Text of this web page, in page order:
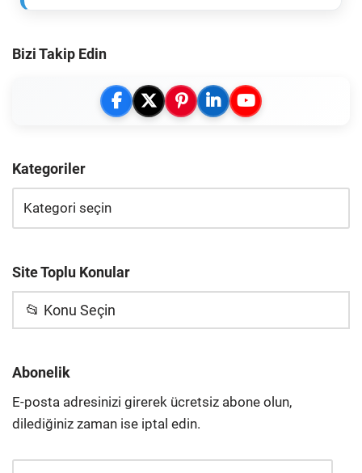
Bizi Takip Edin
Kategoriler
Site Toplu Konular
📂 Konu Seçin
Abonelik
E-posta adresinizi girerek ücretsiz abone olun,
dilediğiniz zaman ise iptal edin.